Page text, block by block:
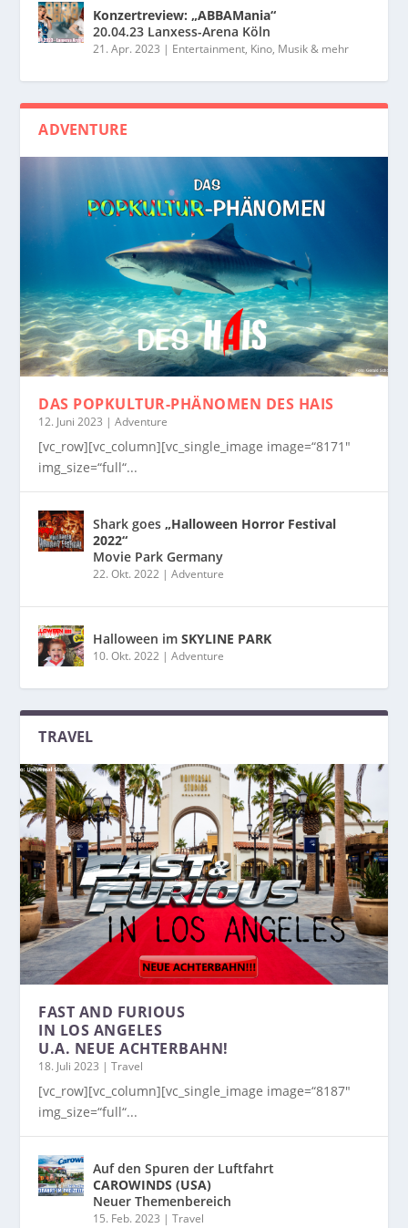
Konzertreview: „ABBAMania“
20.04.23 Lanxess-Arena Köln
21. Apr. 2023 | Entertainment, Kino, Musik & mehr
ADVENTURE
DAS POPKULTUR-PHÄNOMEN DES HAIS
12. Juni 2023 |Adventure
[vc_row][vc_column][vc_single_image image=“8171″
img_size=“full“...
Shark goes„Halloween Horror Festival
2022“
Movie Park Germany
22. Okt. 2022 |Adventure
Halloween imSKYLINE PARK
10. Okt. 2022 |Adventure
TRAVEL
FAST AND FURIOUS
IN LOS ANGELES
U.A. NEUE ACHTERBAHN!
18. Juli 2023 |Travel
[vc_row][vc_column][vc_single_image image=“8187″
img_size=“full“...
Auf den Spuren der Luftfahrt
CAROWINDS (USA)
Neuer Themenbereich
15. Feb. 2023 |Travel